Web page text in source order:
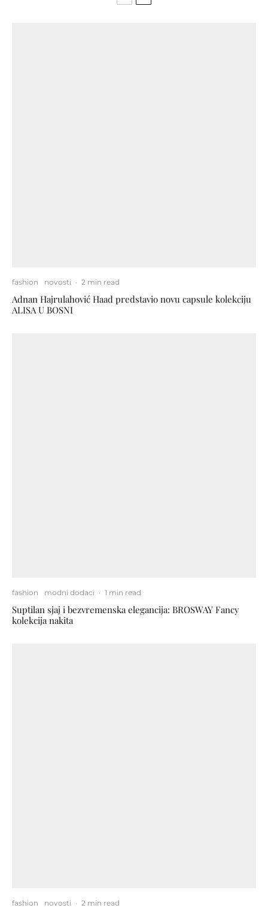
fashion novosti · 2 min read
Adnan Hajrulahović Haad predstavio novu capsule kolekciju
ALISA U BOSNI
fashion modni dodaci · 1 min read
Suptilan sjaj i bezvremenska elegancija: BROSWAY Fancy
kolekcija nakita
fashion novosti · 2 min read